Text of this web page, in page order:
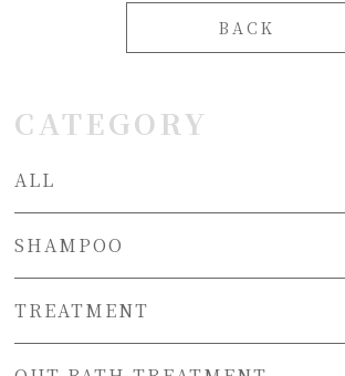
BACK
CATEGORY
ALL
SHAMPOO
TREATMENT